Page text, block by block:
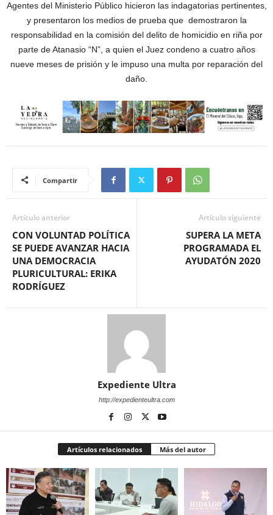
Agentes del Ministerio Público hicieron las indagatorias pertinentes,
y presentaron los medios de prueba que demostraron la
responsabilidad en la comisión del delito de homicidio en riña por
parte de Atanasio “N”, a quien el Juez condeno a cuatro años
nueve meses de prisión y le impuso una multa por reparación del
daño.
Compartir
Artículo anterior
CON VOLUNTAD POLÍTICA
SE PUEDE AVANZAR HACIA
UNA DEMOCRACIA
PLURICULTURAL: ERIKA
RODRÍGUEZ
Artículo siguiente
SUPERA LA META
PROGRAMADA EL
AYUDATÓN 2020
Expediente Ultra
http://expedienteultra.com
Artículos relacionados Más del autor